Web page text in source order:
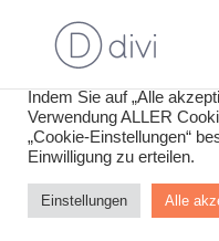
Wir verwenden Cookies,
personalisieren,
Indem Sie auf „Alle
Verwendung ALLER
„Cookie-Einstellungen“
Einwilligung zu erteilen.
Einstellungen Alle